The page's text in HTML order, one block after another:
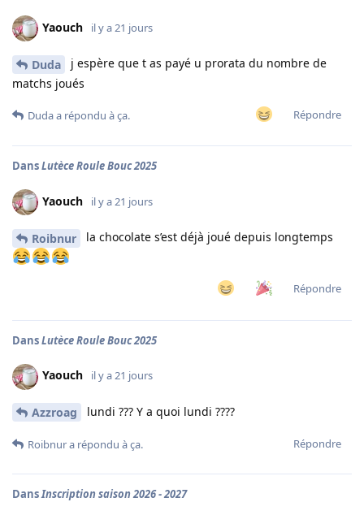
Yaouch il y a 21 jours
Duda
j espère que t as payé u prorata du nombre de
matchs joués
Répondre
Dudaa répondu à ça.
DansLutèce Roule Bouc 2025
Yaouch il y a 21 jours
Roibnur la chocolate s’est déjà joué depuis longtemps
Répondre
DansLutèce Roule Bouc 2025
Yaouch il y a 21 jours
Azzroag lundi ??? Y a quoi lundi ????
Répondre
Roibnura répondu à ça.
DansInscription saison 2026 - 2027